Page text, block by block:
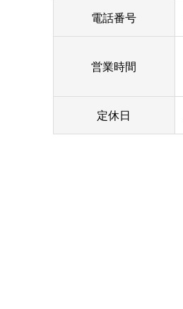
電話番号
営業時間
定休日